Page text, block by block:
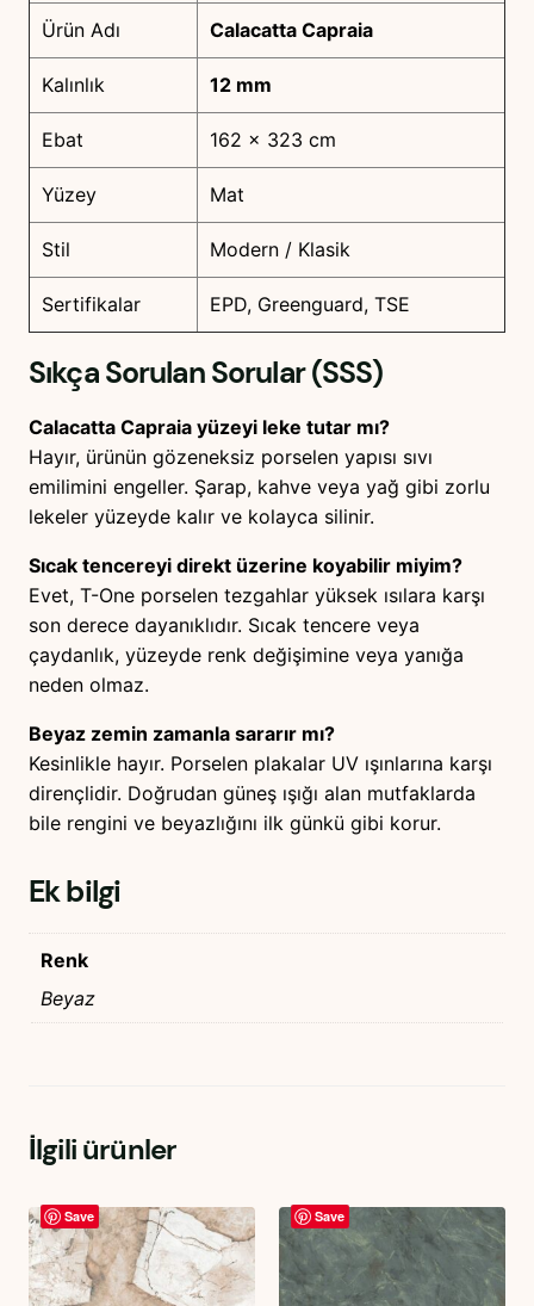
Ürün Adı Calacatta Capraia
Kalınlık 12 mm
Ebat 162 x 323 cm
Yüzey Mat
Stil Modern / Klasik
Sertifikalar EPD, Greenguard, TSE
Sıkça Sorulan Sorular (SSS)
Calacatta Capraia yüzeyi leke tutar mı?
Hayır, ürünün gözeneksiz porselen yapısı sıvı
emilimini engeller. Şarap, kahve veya yağ gibi zorlu
lekeler yüzeyde kalır ve kolayca silinir.
Sıcak tencereyi direkt üzerine koyabilir miyim?
Evet, T-One porselen tezgahlar yüksek ısılara karşı
son derece dayanıklıdır. Sıcak tencere veya
çaydanlık, yüzeyde renk değişimine veya yanığa
neden olmaz.
Beyaz zemin zamanla sararır mı?
Kesinlikle hayır. Porselen plakalar UV ışınlarına karşı
dirençlidir. Doğrudan güneş ışığı alan mutfaklarda
bile rengini ve beyazlığını ilk günkü gibi korur.
Ek bilgi
Renk
Beyaz
İlgili ürünler
Save Save